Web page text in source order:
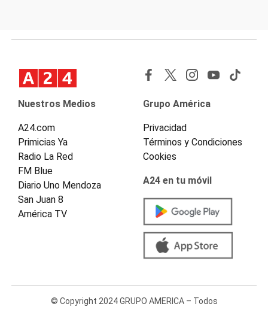
Nuestros Medios
A24.com
Primicias Ya
Radio La Red
FM Blue
Diario Uno Mendoza
San Juan 8
América TV
Grupo América
Privacidad
Términos y Condiciones
Cookies
A24 en tu móvil
© Copyright 2024 GRUPO AMERICA – Todos